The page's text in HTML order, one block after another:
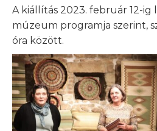
A kiállítás 2023. február 12-ig
múzeum programja szerint,
óra között.